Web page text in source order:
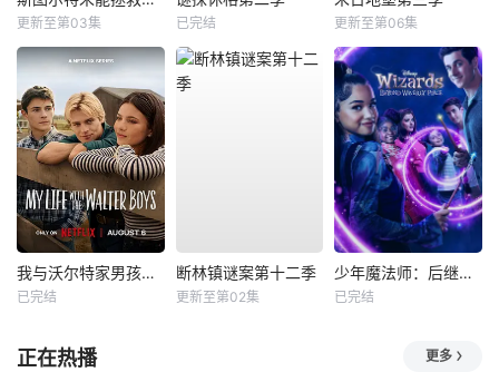
更新至第03集 已完结 更新至第06集
我与沃尔特家男孩的生活第三季
已完结
断林镇谜案第十二季
更新至第02集
少年魔法师：后继者第三季
已完结
正在热播 更多